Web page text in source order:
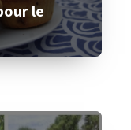
le